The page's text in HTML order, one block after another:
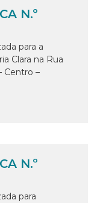
N.º
para a
Clara na Rua
Centro –
N.º
para